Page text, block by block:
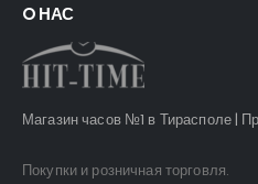
O НАС
Магазин часов №1 в Тирасполе |
Покупки и розничная торговля.